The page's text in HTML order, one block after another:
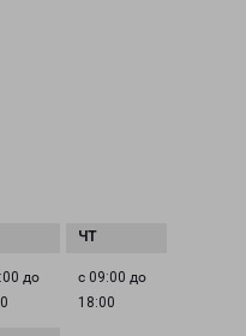
до
с 09:00 до
18:00